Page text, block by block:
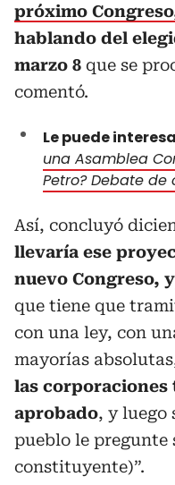
próximo
hablando del
marzo 8 que se
comentó.
Le puede
una Asamblea
Petro? Debate
Así, concluyó
llevaría ese
nuevo Congreso, y
que tiene que
con una ley, con
mayorías
las corporaciones
aprobado, y luego
pueblo le pregunte
constituyente)”.